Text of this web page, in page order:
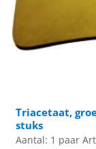
Triacetaat,
stuks
Aantal: 1 paar